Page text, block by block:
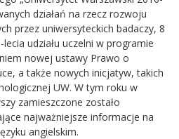
działań na rzecz rozwoju
przez uniwersyteckich badaczy, 8
udziału uczelni w programie
nowej ustawy Prawo o
a także nowych inicjatyw, takich
UW. W tym roku w
zamieszczone zostało
najważniejsze informacje na
angielskim.